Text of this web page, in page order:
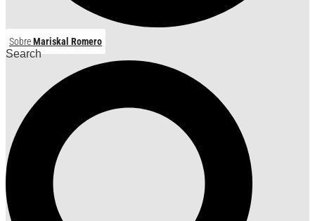
SobreMariskal Romero
Search